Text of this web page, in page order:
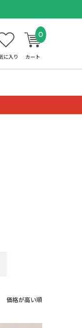
に入り
0
カート
価格が高い順